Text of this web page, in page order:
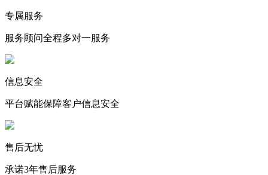
专属服务
服务顾问全程多对一服务
信息安全
平台赋能保障客户信息安全
售后无忧
承诺3年售后服务